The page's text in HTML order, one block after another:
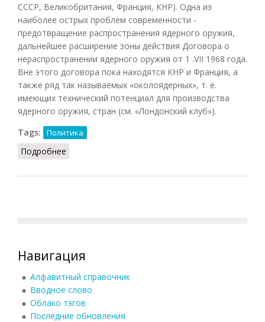
СССР, Великобритания, Франция, КНР). Одна из
наиболее острых проблем современности -
предотвращение распространения ядерного оружия,
дальнейшее расширение зоны действия Договора о
нераспространении ядерного оружия от 1 .VII 1968 года.
Вне этого договора пока находятся КНР и Франция, а
также ряд так называемых «околоядерных», т. е.
имеющих технический потенциал для производства
ядерного оружия, стран (см. «Лондонский клуб»).
Tags:
Политика
Подробнее
Навигация
Алфавитный справочник
Вводное слово
Облако тэгов
Последние обновления